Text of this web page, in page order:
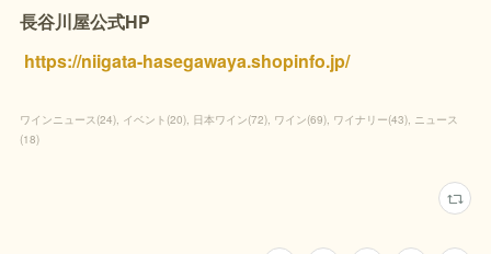
長谷川屋公式HP
https://niigata-hasegawaya.shopinfo.jp/
ワインニュース(24) イベント (20) 日本ワイン(72) ワイン(69) ワイナリー(43) ニュース
(18)